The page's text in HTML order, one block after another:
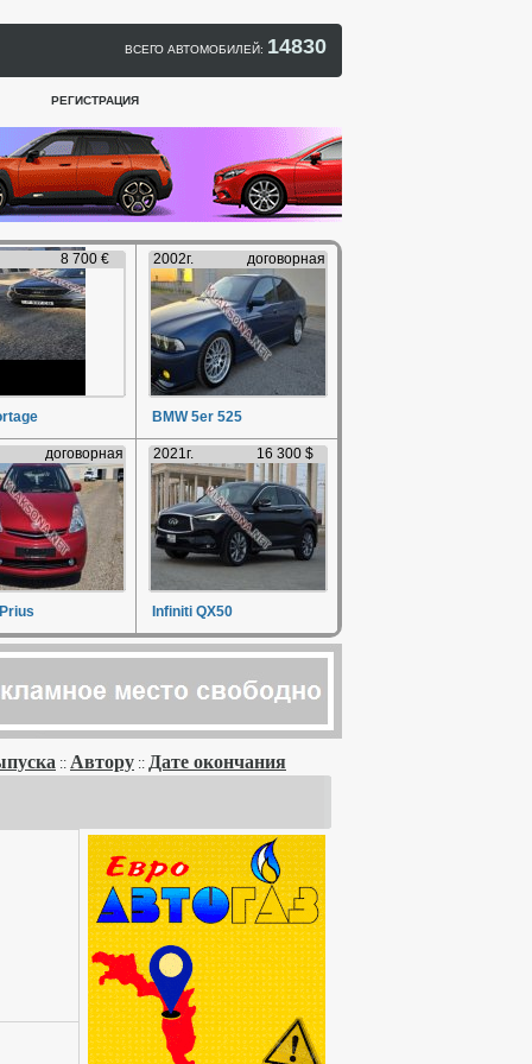
ВСЕГО АВТОМОБИЛЕЙ: 14830
РЕГИСТРАЦИЯ
8 700 € 2002г. договорная
BMW 5er 525
договорная 2021г. 16 300 $
Infiniti QX50
:: Автору :: Дате окончания